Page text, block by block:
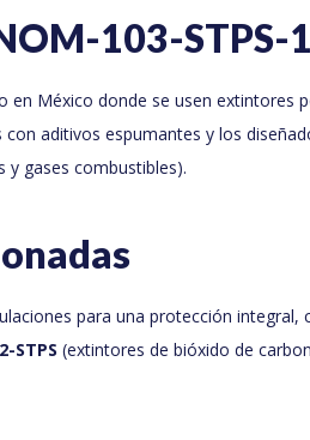
103-STPS-
en México donde se usen extintores
aditivos espumantes y los
y gases combustibles).
para una protección integral,
STPS (extintores de bióxido de